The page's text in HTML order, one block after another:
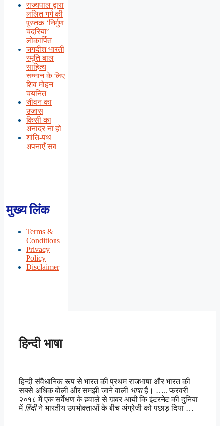
राज्यपाल द्वारा
ललित गर्ग की
पुस्तक ‘निर्गुण
चदरिया’
लोकार्पित
जगदीश भारती
स्मृति बाल
साहित्य
सम्मान के लिए
शिव मोहन
चयनित
जीवन का
उजास
किसी का
अनादर ना हो
शांति-पथ
अपनाएँ सब
मुख्य लिंक
Terms &
Conditions
Privacy
Policy
Disclaimer
हिन्दी भाषा
हिन्दी संवैधानिक रूप से भारत की प्रथम राजभाषा और भारत की
सबसे अधिक बोली और समझी जाने वाली भाषाहै। ….. फरवरी
२०१८ में एक सर्वेक्षण के हवाले से खबर आयी कि इंटरनेट की दुनिया
में हिंदीने भारतीय उपभोक्ताओं के बीच अंग्रेजी को पछाड़ दिया …